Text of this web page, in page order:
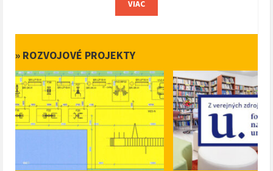
VIAC
» ROZVOJOVÉ PROJEKTY